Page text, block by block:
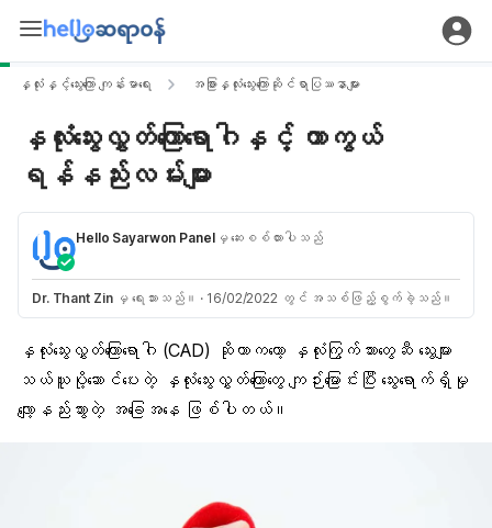
နှလုံးနှင့်သွေးကြော ကျန်းမာရေး အခြားနှလုံးသွေးကြောဆိုင်ရာပြဿနာများ
နှလုံးသွေးလွှတ်ကြောရောဂါနှင့် ကာကွယ်
ရန်နည်းလမ်းများ
Hello Sayarwon Panelမှ ဆေးစစ်ထားပါသည်
Dr. Thant Zinမှ ရေးသားသည်။ · 16/02/2022 တွင် အသစ်ဖြည့်စွက်ခဲ့သည်။
နှလုံးသွေးလွှတ်ကြောရောဂါ (CAD) ဆိုတာကတော့ နှလုံးကြွက်သားတွေဆီ သွေးများ
သယ်ယူပို့ဆောင်ပေးတဲ့ နှလုံးသွေးလွှတ်ကြောတွေ ကျဉ်းမြောင်းပြီး သွေးရောက်ရှိမှု
လျော့နည်းသွားတဲ့ အခြေအနေ ဖြစ်ပါတယ်။